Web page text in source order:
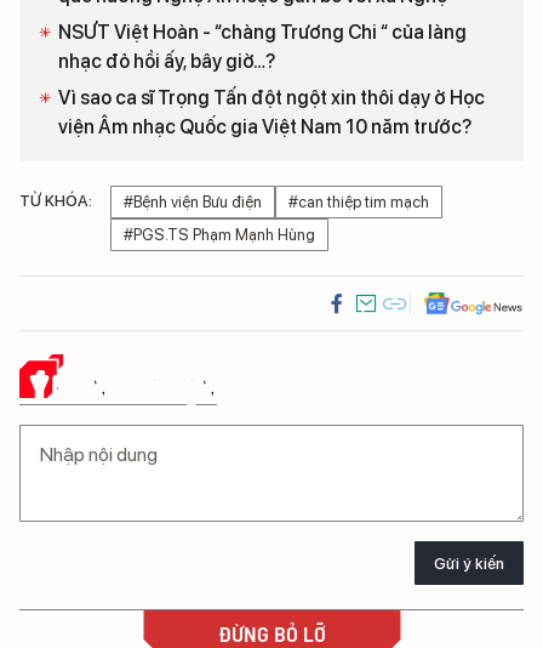
NSƯT Việt Hoàn - “chàng Trương Chi “ của làng
nhạc đỏ hồi ấy, bây giờ…?
Vì sao ca sĩ Trọng Tấn đột ngột xin thôi dạy ở Học
viện Âm nhạc Quốc gia Việt Nam 10 năm trước?
TỪ KHÓA: #Bệnh viện Bưu điện
#can thiệp tim mạch
#PGS.TS Phạm Mạnh Hùng
Ý KIẾN CỦA BẠN
Gửi ý kiến
ĐỪNG BỎ LỠ